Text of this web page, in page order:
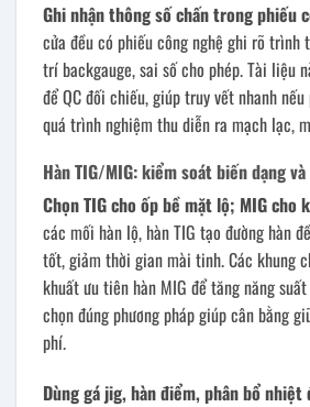
Ghi nhận thông số chấn trong phiếu
cửa đều có phiếu công nghệ ghi rõ trình
trí backgauge, sai số cho phép. Tài liệu
để QC đối chiếu, giúp truy vết nhanh nếu
quá trình nghiệm thu diễn ra mạch lạc,
Hàn TIG/MIG: kiểm soát biến dạng
Chọn TIG cho ốp bề mặt lộ; MIG cho
các mối hàn lộ, hàn TIG tạo đường hàn
tốt, giảm thời gian mài tinh. Các khung
khuất ưu tiên hàn MIG để tăng năng
chọn đúng phương pháp giúp cân bằng
phí.
Dùng gá jig, hàn điểm, phân bổ nhiệt